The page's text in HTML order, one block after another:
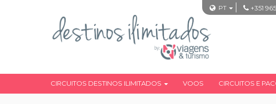
PT +351
CIRCUITOS DESTINOS ILIMITADOS VOOS CIRCUITOS E